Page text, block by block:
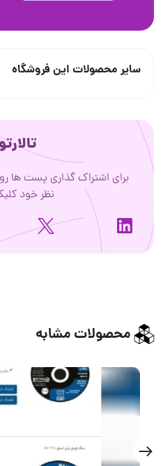
سایر محصولات این فروشگاه
برای اشتراک گذاری پست ها
نظر خود
محصولات مشابه